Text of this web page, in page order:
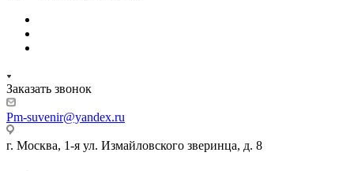
Заказать звонок
Pm-suvenir@yandex.ru
г. Москва, 1-я ул. Измайловского зверинца, д. 8